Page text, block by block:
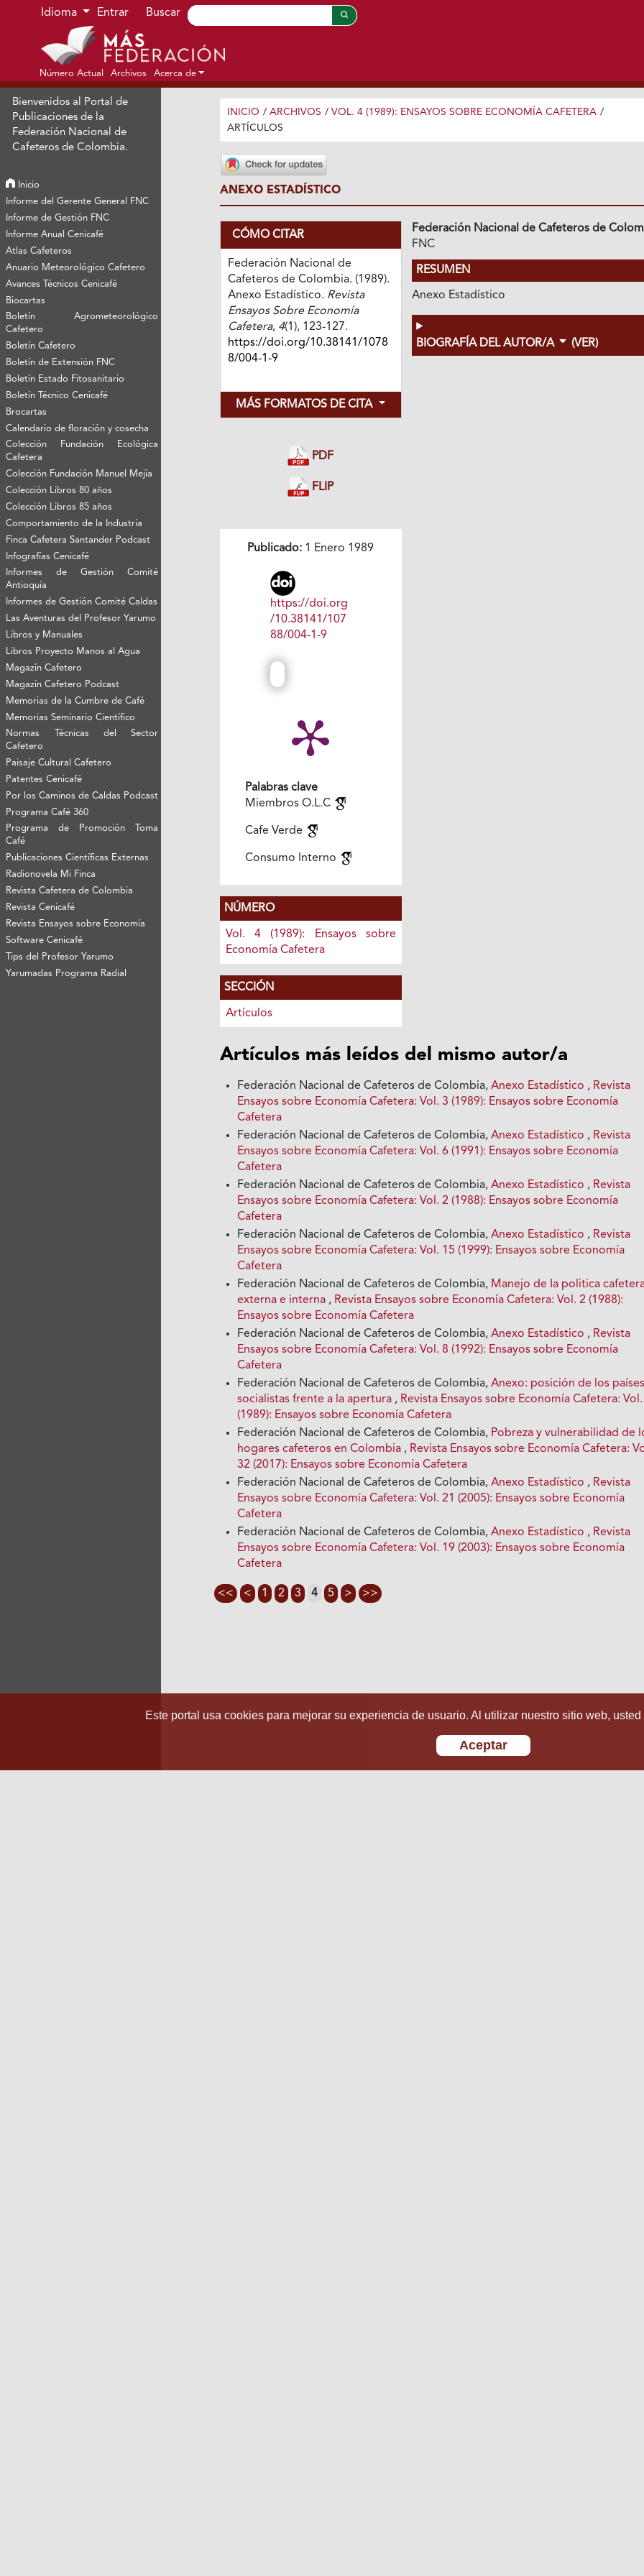
Ir al menú de navegación principal
Ir al contenido principal
Ir al pie de página del sitio
Idioma Entrar Buscar
Número Actual Archivos Acerca de
Bienvenidos al Portal de
Publicaciones de la
Federación Nacional de
Cafeteros de Colombia.
Inicio
Informe del Gerente General FNC
Informe de Gestión FNC
Informe Anual Cenicafé
Atlas Cafeteros
Anuario Meteorológico Cafetero
Avances Técnicos Cenicafé
Biocartas
Boletín Agrometeorológico
Cafetero
Boletín Cafetero
Boletín de Extensión FNC
Boletín Estado Fitosanitario
Boletín Técnico Cenicafé
Brocartas
Calendario de floración y cosecha
Colección Fundación Ecológica
Cafetera
Colección Fundación Manuel Mejía
Colección Libros 80 años
Colección Libros 85 años
Comportamiento de la Industria
Finca Cafetera Santander Podcast
Infografías Cenicafé
Informes de Gestión Comité
Antioquía
Informes de Gestión Comité Caldas
Las Aventuras del Profesor Yarumo
Libros y Manuales
Libros Proyecto Manos al Agua
Magazín Cafetero
Magazín Cafetero Podcast
Memorias de la Cumbre de Café
Memorias Seminario Científico
Normas Técnicas del Sector
Cafetero
Paisaje Cultural Cafetero
Patentes Cenicafé
Por los Caminos de Caldas Podcast
Programa Café 360
Programa de Promoción Toma
Café
Publicaciones Científicas Externas
Radionovela Mi Finca
Revista Cafetera de Colombia
Revista Cenicafé
Revista Ensayos sobre Economía
Software Cenicafé
Tips del Profesor Yarumo
Yarumadas Programa Radial
INICIO / ARCHIVOS / VOL. 4 (1989): ENSAYOS SOBRE ECONOMÍA CAFETERA /
ARTÍCULOS
ANEXO ESTADÍSTICO
CÓMO CITAR
Federación Nacional de
Cafeteros de Colombia. (1989).
Anexo Estadístico. Revista
Ensayos Sobre Economía
Cafetera, 4(1), 123-127.
https://doi.org/10.38141/1078
8/004-1-9
MÁS FORMATOS DE CITA
PDF
FLIP
Publicado: 1 Enero 1989
https://doi.org
/10.38141/107
88/004-1-9
Palabras clave
Miembros O.L.C
Cafe Verde
Consumo Interno
NÚMERO
Vol. 4 (1989): Ensayos sobre
Economía Cafetera
SECCIÓN
Artículos
Federación Nacional de Cafeteros de
FNC
RESUMEN
Anexo Estadístico
BIOGRAFÍA DEL AUTOR/A (VER)
Artículos más leídos del mismo autor/a
Federación Nacional de Cafeteros de Colombia,Anexo Estadístico , Revista
Ensayos sobre Economía Cafetera: Vol. 3 (1989): Ensayos sobre Economía
Cafetera
Federación Nacional de Cafeteros de Colombia,Anexo Estadístico , Revista
Ensayos sobre Economía Cafetera: Vol. 6 (1991): Ensayos sobre Economía
Cafetera
Federación Nacional de Cafeteros de Colombia,Anexo Estadístico , Revista
Ensayos sobre Economía Cafetera: Vol. 2 (1988): Ensayos sobre Economía
Cafetera
Federación Nacional de Cafeteros de Colombia,Anexo Estadístico , Revista
Ensayos sobre Economía Cafetera: Vol. 15 (1999): Ensayos sobre Economía
Cafetera
Federación Nacional de Cafeteros de Colombia, Manejo de Ia politica
externa e interna , Revista Ensayos sobre Economía Cafetera: Vol. 2 (1988):
Ensayos sobre Economía Cafetera
Federación Nacional de Cafeteros de Colombia,Anexo Estadístico , Revista
Ensayos sobre Economía Cafetera: Vol. 8 (1992): Ensayos sobre Economía
Cafetera
Federación Nacional de Cafeteros de Colombia,Anexo: posición de los
socialistas frente a la apertura , Revista Ensayos sobre Economía Cafetera:
(1989): Ensayos sobre Economía Cafetera
Federación Nacional de Cafeteros de Colombia, Pobreza y vulnerabilidad de
hogares cafeteros en Colombia , Revista Ensayos sobre Economía Cafetera:
32 (2017): Ensayos sobre Economía Cafetera
Federación Nacional de Cafeteros de Colombia,Anexo Estadístico , Revista
Ensayos sobre Economía Cafetera: Vol. 21 (2005): Ensayos sobre Economía
Cafetera
Federación Nacional de Cafeteros de Colombia,Anexo Estadístico , Revista
Ensayos sobre Economía Cafetera: Vol. 19 (2003): Ensayos sobre Economía
Cafetera
<< < 1 2 3 4 5 > >>
Este portal usa cookies para mejorar su experiencia de usuario. Al utilizar nuestro sitio web,
Aceptar